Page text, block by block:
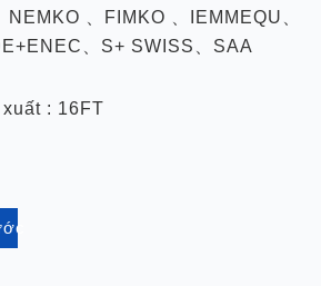
NEMKO 、FIMKO 、IEMMEQU、
、S+ SWISS、SAA
: 16FT